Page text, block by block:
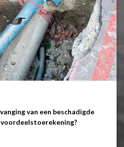
van een beschadigde